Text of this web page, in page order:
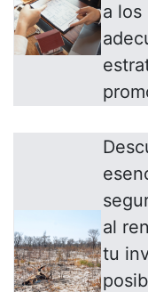
a los
al
tu